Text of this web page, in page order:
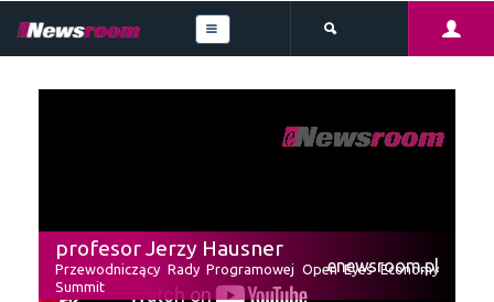
profesor Jerzy Hausner
Przewodniczący Rady Programowej Open Eyes Economy
Summit
enewsroom.pl